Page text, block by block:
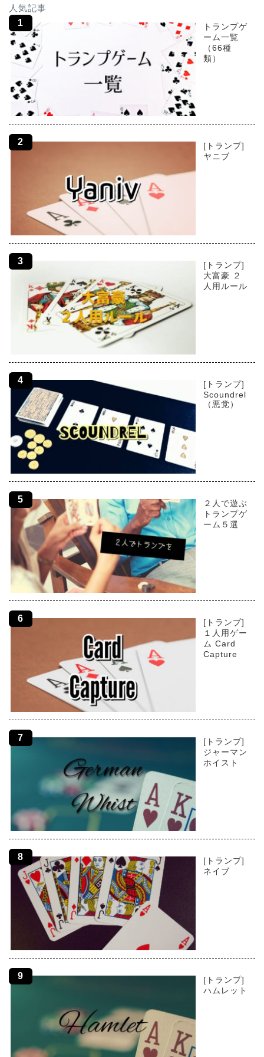
人気記事
トランプゲ
ーム一覧
（66種
類）
[トランプ]
ヤニブ
[トランプ]
大富豪 ２
人用ルール
[トランプ]
Scoundrel
（悪党）
２人で遊ぶ
トランプゲ
ーム５選
[トランプ]
１人用ゲー
ム Card
Capture
[トランプ]
ジャーマン
ホイスト
[トランプ]
ネイブ
[トランプ]
ハムレット